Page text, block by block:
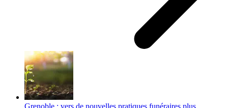
Grenoble : vers de nouvelles pratiques funéraires plus